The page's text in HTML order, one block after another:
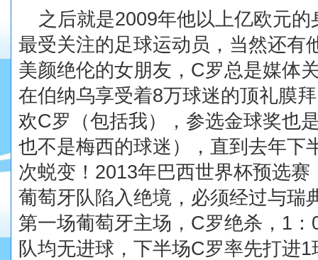
之后就是2009年他以上亿欧元
最受关注的足球运动员，当然还有
美颜绝伦的女朋友， C罗总是媒体
在伯纳乌享受着8万球迷的顶礼膜
欢C罗（包括我），参选金球奖也
也不是梅西的球迷），直到去年下
次蜕变！ 2013年巴西世界杯预选
葡萄牙队陷入绝境，必须经过与瑞
第一场葡萄牙主场， C罗绝杀， 1 ：
队均无进球，下半场C罗率先打进1